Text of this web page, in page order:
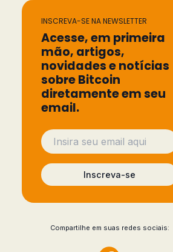
INSCREVA-SE NA NEWSLETTER
Acesse, em primeira
mão, artigos,
novidades e notícias
sobre Bitcoin
diretamente em seu
email.
Inscreva-se
Compartilhe em suas redes sociais: